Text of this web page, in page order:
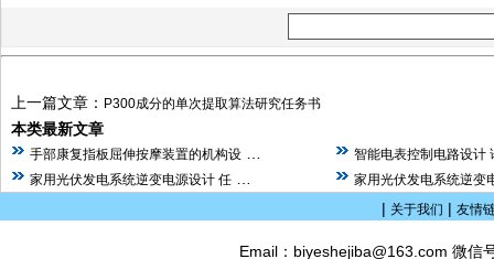
上一篇文章： P300成分的单次提取算法研究任务书
本类最新文章
手部康复指板屈伸按摩装置的机构设
智能电表控制电路设计
家用光伏发电系统逆变电源设计 任
家用光伏发电系统逆变
| 关于我们 | 友情
Email：biyeshejiba@163.com 微